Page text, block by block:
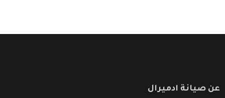
عن صيانة ادميرال